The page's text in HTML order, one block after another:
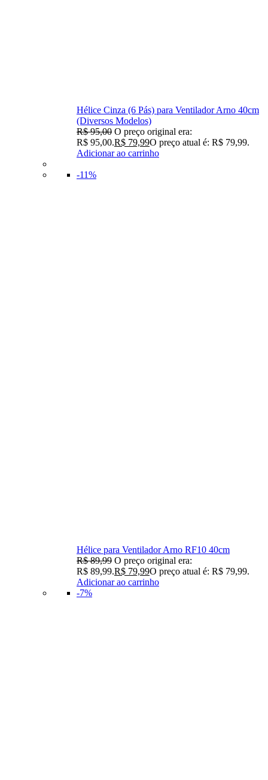
Hélice Cinza (6 Pás) para Ventilador Arno 40cm
(Diversos Modelos)
R$95,00 O preço original era:
R$ 95,00.R$ 79,99O preço atual é: R$ 79,99.
Adicionar ao carrinho
-11%
Hélice para Ventilador Arno RF10 40cm
R$89,99 O preço original era:
R$ 89,99.R$ 79,99O preço atual é: R$ 79,99.
Adicionar ao carrinho
-7%